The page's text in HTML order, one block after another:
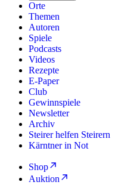
Orte
Themen
Autoren
Spiele
Podcasts
Videos
Rezepte
E-Paper
Club
Gewinnspiele
Newsletter
Archiv
Steirer helfen Steirern
Kärntner in Not
Shop
Auktion